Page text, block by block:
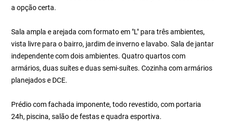
a opção certa.
Sala ampla e arejada com formato em "L" para três ambientes,
vista livre para o bairro, jardim de inverno e lavabo. Sala de jantar
independente com dois ambientes. Quatro quartos com
armários, duas suítes e duas semi-suítes. Cozinha com armários
planejados e DCE.
Prédio com fachada imponente, todo revestido, com portaria
24h, piscina, salão de festas e quadra esportiva.